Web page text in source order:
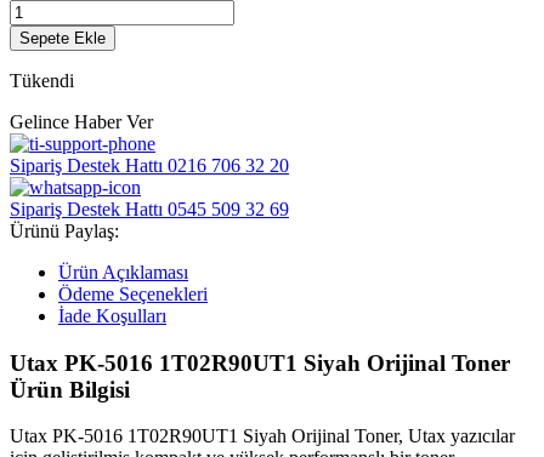
Sepete Ekle
Tükendi
Gelince Haber Ver
Sipariş Destek Hattı 0216 706 32 20
Sipariş Destek Hattı 0545 509 32 69
Ürünü Paylaş:
Ürün Açıklaması
Ödeme Seçenekleri
İade Koşulları
Utax PK-5016 1T02R90UT1 Siyah Orijinal Toner
Ürün Bilgisi
Utax PK-5016 1T02R90UT1 Siyah Orijinal Toner, Utax yazıcılar